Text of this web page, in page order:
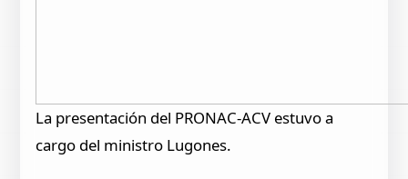
La presentación del PRONAC-ACV estuvo a
cargo del ministro Lugones.